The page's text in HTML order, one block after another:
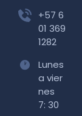
+57 6
01 369
1282
Lunes
a vier
nes
7: 30